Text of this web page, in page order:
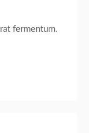
fermentum.